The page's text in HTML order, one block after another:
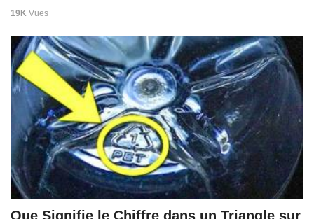
19K Vues
Que Signifie le Chiffre dans un Triangle sur